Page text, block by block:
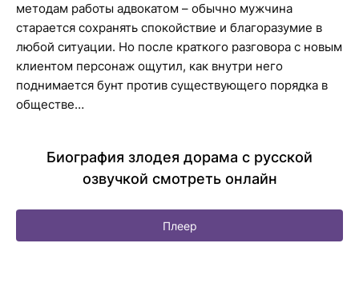
методам работы адвокатом – обычно мужчина
старается сохранять спокойствие и благоразумие в
любой ситуации. Но после краткого разговора с новым
клиентом персонаж ощутил, как внутри него
поднимается бунт против существующего порядка в
обществе…
Биография злодея дорама с русской
озвучкой смотреть онлайн
Плеер